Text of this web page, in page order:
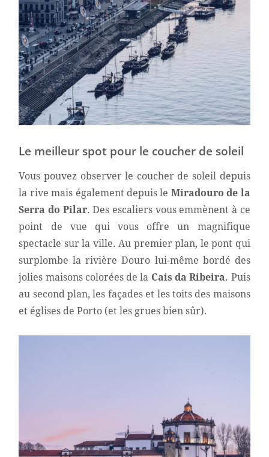
Le meilleur spot pour le coucher de soleil
Vous pouvez observer le coucher de soleil depuis
la rive mais également depuis le Miradouro de la
Serra do Pilar. Des escaliers vous emmènent à ce
point de vue qui vous offre un magnifique
spectacle sur la ville. Au premier plan, le pont qui
surplombe la rivière Douro lui-même bordé des
jolies maisons colorées de la Cais da Ribeira. Puis
au second plan, les façades et les toits des maisons
et églises de Porto (et les grues bien sûr).